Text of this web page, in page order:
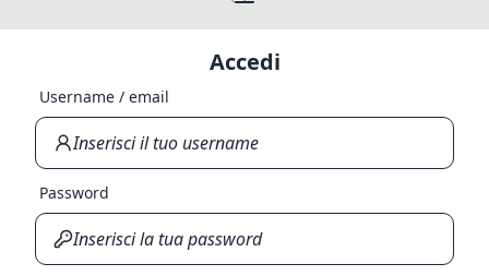
Accedi
Username / email
Password